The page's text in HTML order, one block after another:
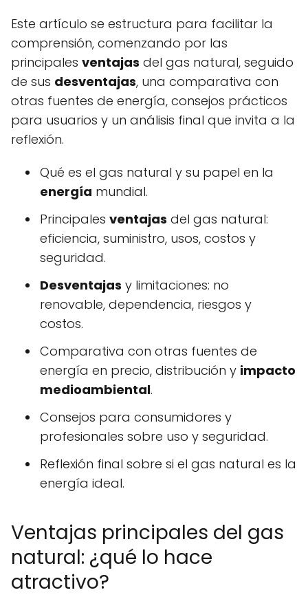
Este artículo se estructura para facilitar la
comprensión, comenzando por las
principales ventajas del gas natural, seguido
de sus desventajas, una comparativa con
otras fuentes de energía, consejos prácticos
para usuarios y un análisis final que invita a la
reflexión.
Qué es el gas natural y su papel en la
energía mundial.
Principales ventajas del gas natural:
eficiencia, suministro, usos, costos y
seguridad.
Desventajas y limitaciones: no
renovable, dependencia, riesgos y
costos.
Comparativa con otras fuentes de
energía en precio, distribución y impacto
medioambiental.
Consejos para consumidores y
profesionales sobre uso y seguridad.
Reflexión final sobre si el gas natural es la
energía ideal.
Ventajas principales del gas
natural: ¿qué lo hace
atractivo?